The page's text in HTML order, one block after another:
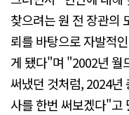
찾으려는 원 전 장관의
뢰를 바탕으로 자발적
게 됐다"며 "2002년 월
써냈던 것처럼, 2024년
사를 한번 써보겠다"고